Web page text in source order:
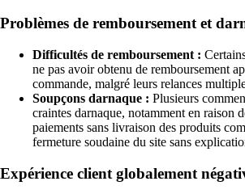
Problèmes de remboursement et
Difficultés de remboursement :
ne pas avoir obtenu de remboursement
commande, malgré leurs relances
Soupçons darnaque : Plusieurs
craintes darnaque, notamment en raison
paiements sans livraison des produits
fermeture soudaine du site sans
Expérience client globalement